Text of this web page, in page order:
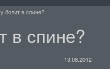
болит в спине?
в спине?
13.08.2012